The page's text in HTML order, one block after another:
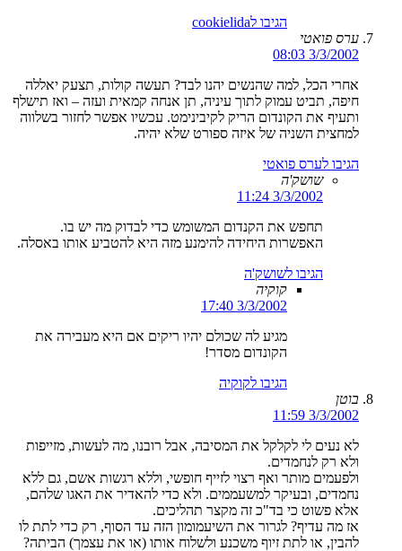
הגיבו לcookielida
ערס פואטי
3/3/2002 08:03
אחרי הכל, למה שהנשים יהנו לבד? תעשה קולות, תצעק יאללה
חיפה, תביט עמוק לתוך עיניה, תן אנחה קמאית ועזה – ואז תישלף
ותעיף את הקונדום הריק לקיבינימט. עכשיו אפשר לחזור בשלווה
למחצית השניה של איזה ספורט שלא יהיה.
הגיבו לערס פואטי
שושק'ה
3/3/2002 11:24
תחפש את הקנדום המשומש כדי לבדוק מה יש בו.
האפשרות היחידה להימנע מזה היא להטביע אותו באסלה.
הגיבו לשושק'ה
קוקיה
3/3/2002 17:40
מגיע לה שכולם יהיו ריקים אם היא מעבירה את
הקונדום מסדר!
הגיבו לקוקיה
בוטן
3/3/2002 11:59
לא נעים לי לקלקל את המסיבה, אבל רובנו, מה לעשות, מזייפות
ולא רק לנחמדים.
ולפעמים מותר ואף רצוי לזייף חופשי, וללא רגשות אשם, גם ללא
נחמדים, ובעיקר למשעממים. ולא כדי להאדיר את האגו שלהם,
אלא פשוט כי בד"כ זה מקצר תהליכים.
אז מה עדיף? לגרור את השיעמומון הזה עד הסוף, רק כדי לתת לו
להבין, או לתת זיוף משכנע ולשלוח אותו (או את עצמך) הביתה?